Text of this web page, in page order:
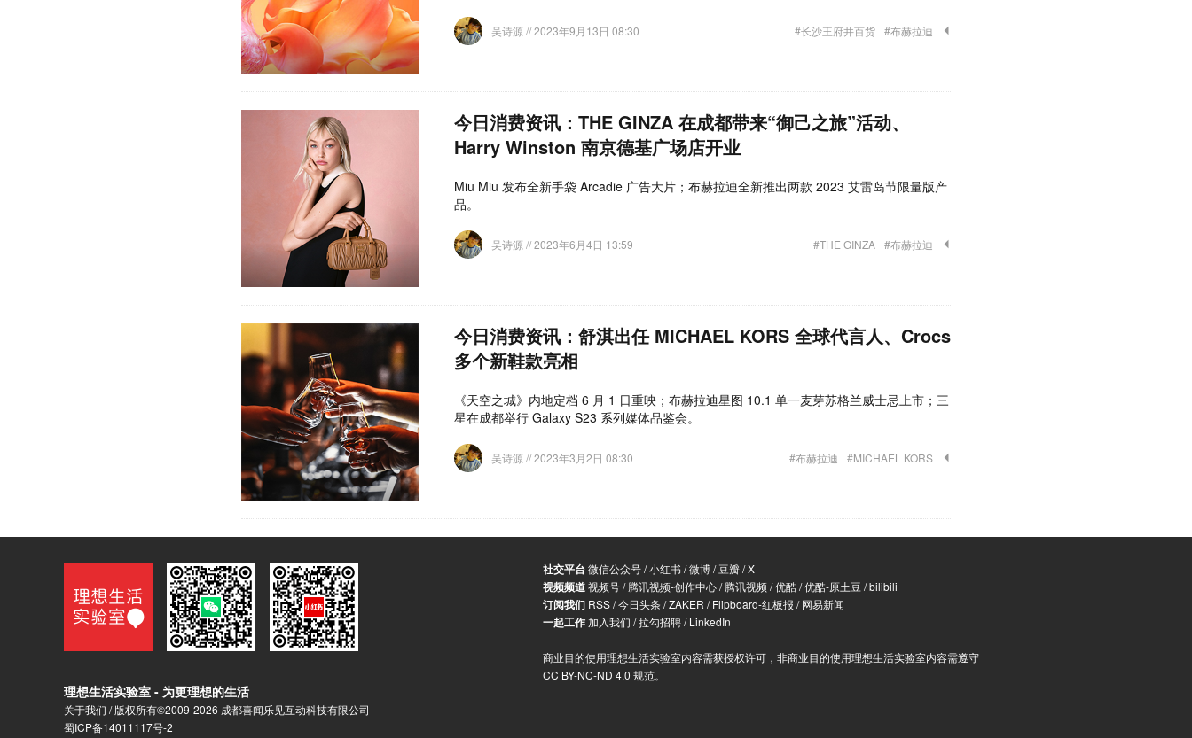
吴诗源 // 2023年9月13日 08:30 #长沙王府井百货 #布赫拉迪
今日消费资讯：THE GINZA 在成都带来“御己之旅”活动、
Harry Winston 南京德基广场店开业
Miu Miu 发布全新手袋 Arcadie 广告大片；布赫拉迪全新推出两款 2023 艾雷岛节限量版产
品。
吴诗源 // 2023年6月4日 13:59 #THE GINZA #布赫拉迪
今日消费资讯：舒淇出任 MICHAEL KORS 全球代言人、Crocs
多个新鞋款亮相
《天空之城》内地定档 6 月 1 日重映；布赫拉迪星图 10.1 单一麦芽苏格兰威士忌上市；三
星在成都举行 Galaxy S23 系列媒体品鉴会。
吴诗源 // 2023年3月2日 08:30 #布赫拉迪 #MICHAEL KORS
理想生活实验室 - 为更理想的生活
关于我们 / 版权所有©2009-2026 成都喜闻乐见互动科技有限公司
蜀ICP备14011117号-2
社交平台微信公众号/小红书/微博/豆瓣/X
视频频道视频号/腾讯视频-创作中心/腾讯视频/优酷/优酷-原土豆 /bilibili
订阅我们 RSS/今日头条 /ZAKER /Flipboard-红板报 /网易新闻
一起工作加入我们 /拉勾招聘/LinkedIn
商业目的使用理想生活实验室内容需获授权许可，非商业目的使用理想生活实验室内容需遵守
CC BY-NC-ND 4.0 规范。